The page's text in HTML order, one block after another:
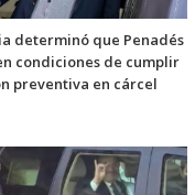
determinó que Penadés
condiciones de cumplir
preventiva en cárcel